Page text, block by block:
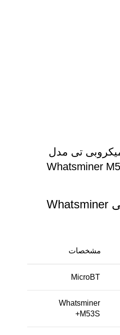
تی مدل
Whatsminer
مشخصات فنی Whatsminer
مشخصات
MicroBT
Whatsminer
M53S+